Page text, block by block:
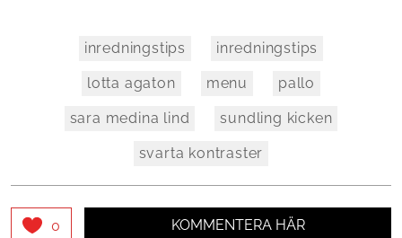
inredningstips inredningstips
lotta agaton menu pallo
sara medina lind sundling kicken
svarta kontraster
0 KOMMENTERA HÄR